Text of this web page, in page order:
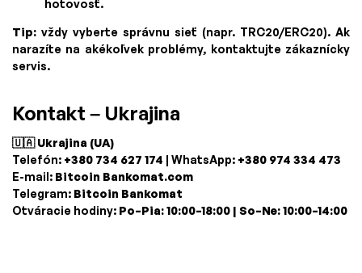
hotovosť.
Tip: vždy vyberte správnu sieť (napr. TRC20/ERC20). Ak
narazíte na akékoľvek problémy, kontaktujte zákaznícky
servis.
Kontakt – Ukrajina
🇺🇦 Ukrajina (UA)
Telefón: +380 734 627 174 | WhatsApp: +380 974 334 473
E-mail: Bitcoin Bankomat.com
Telegram: Bitcoin Bankomat
Otváracie hodiny: Po–Pia: 10:00–18:00 | So–Ne: 10:00–14:00